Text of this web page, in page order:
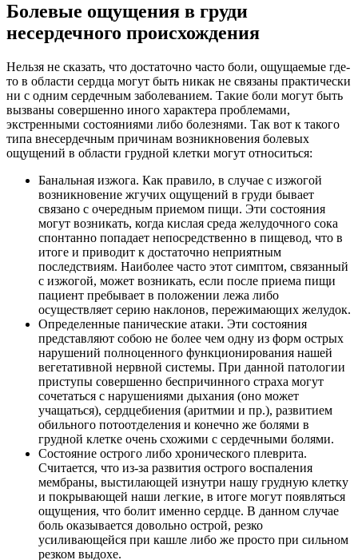
Болевые ощущения в груди
несердечного происхождения
Нельзя не сказать, что достаточно часто боли, ощущаемые где-
то в области сердца могут быть никак не связаны практически
ни с одним сердечным заболеванием. Такие боли могут быть
вызваны совершенно иного характера проблемами,
экстренными состояниями либо болезнями. Так вот к такого
типа внесердечным причинам возникновения болевых
ощущений в области грудной клетки могут относиться:
Банальная изжога. Как правило, в случае с изжогой
возникновение жгучих ощущений в груди бывает
связано с очередным приемом пищи. Эти состояния
могут возникать, когда кислая среда желудочного сока
спонтанно попадает непосредственно в пищевод, что в
итоге и приводит к достаточно неприятным
последствиям. Наиболее часто этот симптом, связанный
с изжогой, может возникать, если после приема пищи
пациент пребывает в положении лежа либо
осуществляет серию наклонов, пережимающих желудок.
Определенные панические атаки. Эти состояния
представляют собою не более чем одну из форм острых
нарушений полноценного функционирования нашей
вегетативной нервной системы. При данной патологии
приступы совершенно беспричинного страха могут
сочетаться с нарушениями дыхания (оно может
учащаться), сердцебиения (аритмии и пр.), развитием
обильного потоотделения и конечно же болями в
грудной клетке очень схожими с сердечными болями.
Состояние острого либо хронического плеврита.
Считается, что из-за развития острого воспаления
мембраны, выстилающей изнутри нашу грудную клетку
и покрывающей наши легкие, в итоге могут появляться
ощущения, что болит именно сердце. В данном случае
боль оказывается довольно острой, резко
усиливающейся при кашле либо же просто при сильном
резком выдохе.